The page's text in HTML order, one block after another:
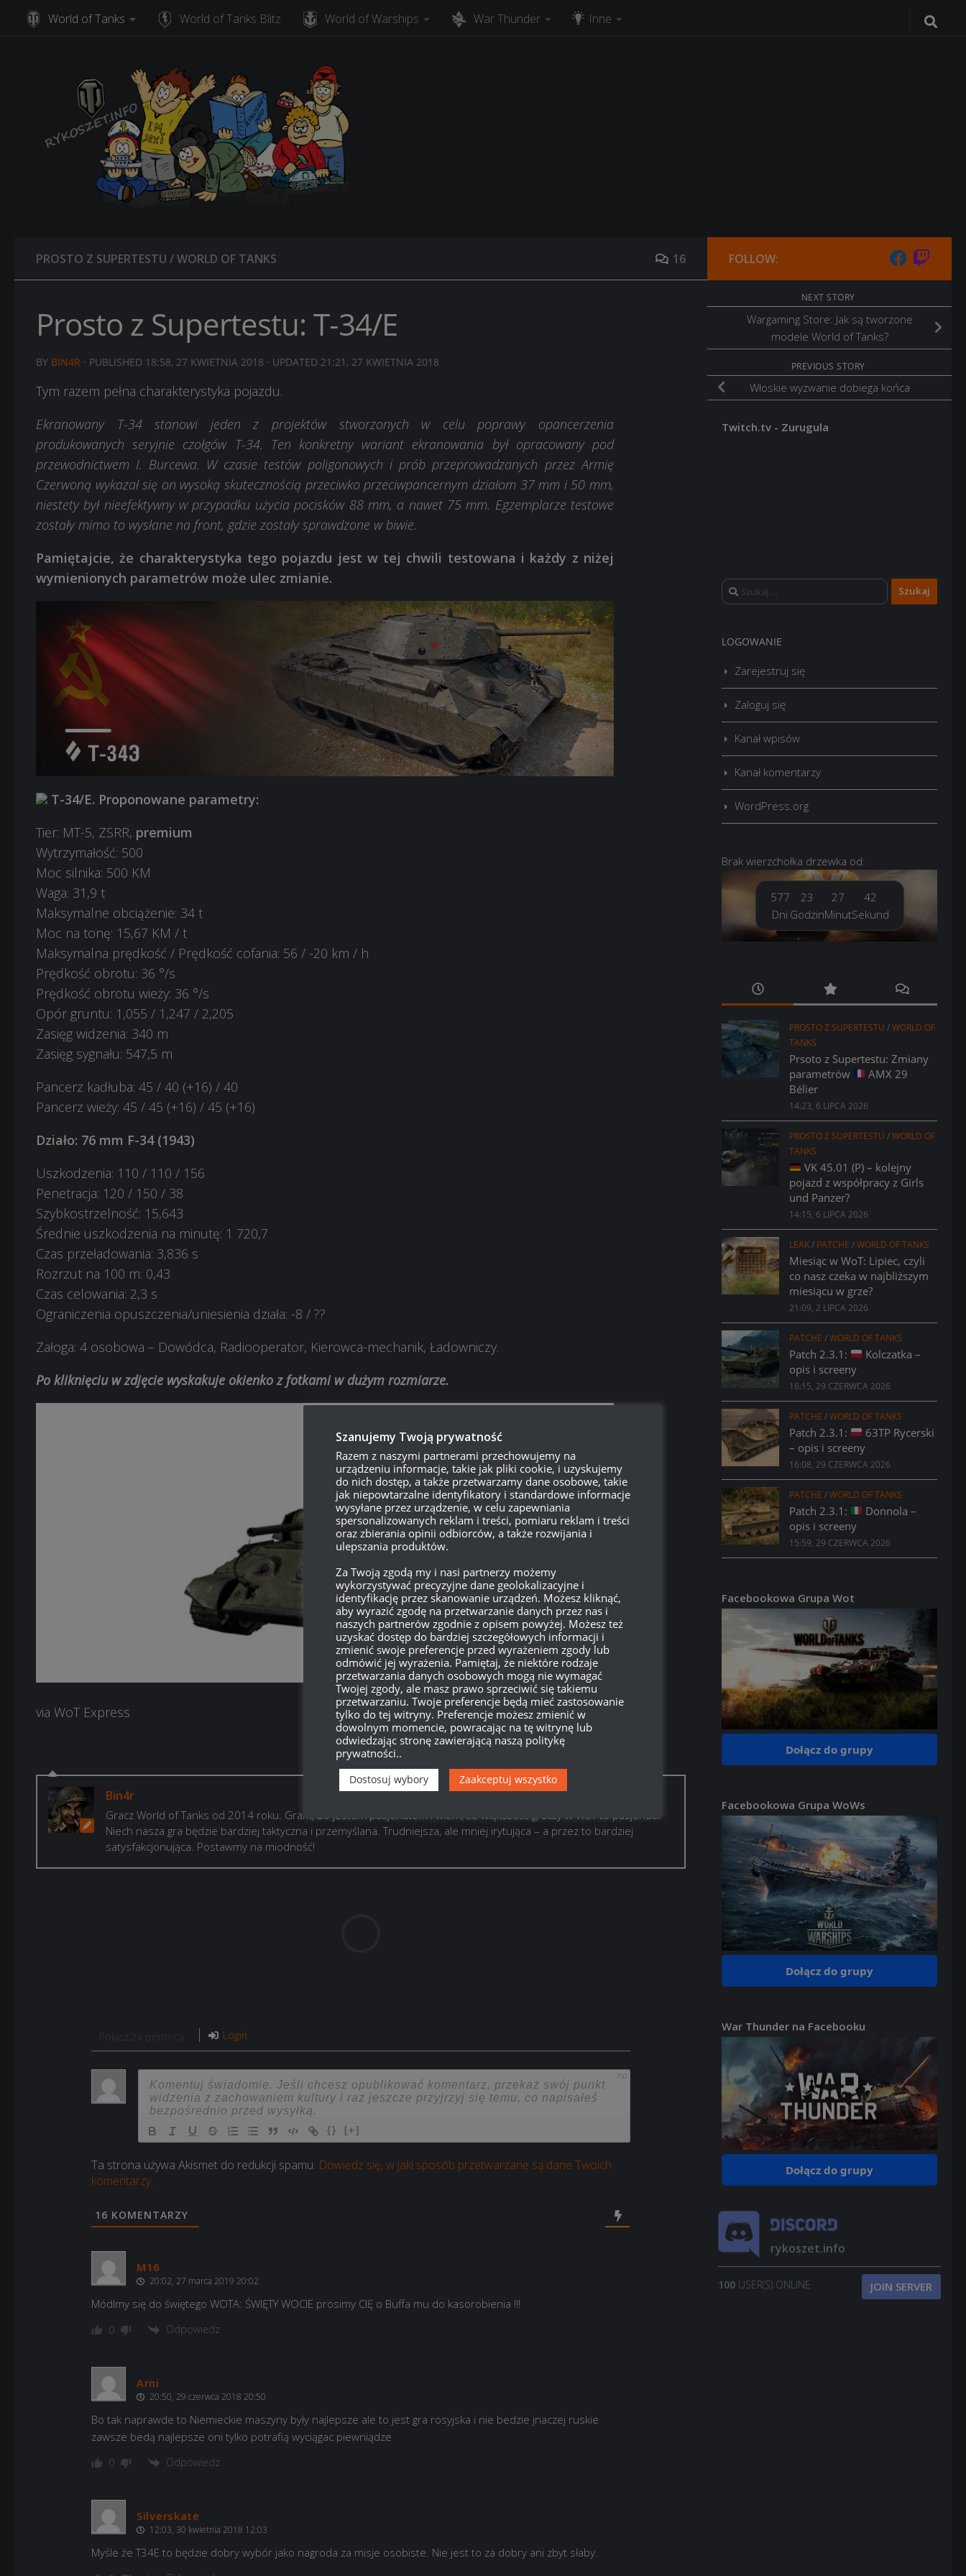
Skip to content
World of Tanks World of Tanks Blitz World of Warships War Thunder Inne
PROSTO Z SUPERTESTU /WORLD OF TANKS 16
Prosto z Supertestu: T-34/E
BY BIN4R · PUBLISHED 18:58, 27 KWIETNIA 2018 · UPDATED 21:21, 27 KWIETNIA 2018
Tym razem pełna charakterystyka pojazdu.
Ekranowany T-34 stanowi jeden z projektów stworzonych w celu poprawy opancerzenia
produkowanych seryjnie czołgów T-34. Ten konkretny wariant ekranowania był opracowany pod
przewodnictwem I. Burcewa. W czasie testów poligonowych i prób przeprowadzanych przez Armię
Czerwoną wykazał się on wysoką skutecznością przeciwko przeciwpancernym działom 37 mm i 50 mm,
niestety był nieefektywny w przypadku użycia pocisków 88 mm, a nawet 75 mm. Egzemplarze testowe
zostały mimo to wysłane na front, gdzie zostały sprawdzone w biwie.
Pamiętajcie, że charakterystyka tego pojazdu jest w tej chwili testowana i każdy z niżej
wymienionych parametrów może ulec zmianie.
T-34/E. Proponowane parametry:
Tier: MT-5, ZSRR, premium
Wytrzymałość: 500
Moc silnika: 500 KM
Waga: 31,9 t
Maksymalne obciążenie: 34 t
Moc na tonę: 15,67 KM / t
Maksymalna prędkość / Prędkość cofania: 56 / -20 km / h
Prędkość obrotu: 36 °/s
Prędkość obrotu wieży: 36 °/s
Opór gruntu: 1,055 / 1,247 / 2,205
Zasięg widzenia: 340 m
Zasięg sygnału: 547,5 m
Pancerz kadłuba: 45 / 40 (+16) / 40
Pancerz wieży: 45 / 45 (+16) / 45 (+16)
Działo: 76 mm F-34 (1943)
Uszkodzenia: 110 / 110 / 156
Penetracja: 120 / 150 / 38
Szybkostrzelność: 15,643
Średnie uszkodzenia na minutę: 1 720,7
Czas przeładowania: 3,836 s
Rozrzut na 100 m: 0,43
Czas celowania: 2,3 s
Ograniczenia opuszczenia/uniesienia działa: -8 / ??
Załoga: 4 osobowa – Dowódca, Radiooperator, Kierowca-mechanik, Ładowniczy.
Po kliknięciu w zdjęcie wyskakuje okienko z fotkami w dużym rozmiarze.
via WoT Express
Bin4r
Gracz World of Tanks od 2014 roku. Gram, bo jestem pasjonatem i wiem, że większość graczy w WoT to pasjonaci.
Niech nasza gra będzie bardziej taktyczna i przemyślana. Trudniejsza, ale mniej irytująca – a przez to bardziej
satysfakcjonująca. Postawmy na miodność!
Login
750
{} [+]
Ta strona używa Akismet do redukcji spamu. Dowiedz się, w jaki sposób przetwarzane są dane Twoich
komentarzy.
16 KOMENTARZY
M16
20:02, 27 marca 2019 20:02
Módlmy się do świętego WOTA: ŚWIĘTY WOCIE prosimy CIĘ o Buffa mu do kasorobienia !!!
0 Odpowiedz
Arni
20:50, 29 czerwca 2018 20:50
Bo tak naprawde to Niemieckie maszyny były najlepsze ale to jest gra rosyjska i nie bedzie jnaczej ruskie
zawsze bedą najlepsze oni tylko potrafią wyciągac piewniądze
0 Odpowiedz
Silverskate
12:03, 30 kwietnia 2018 12:03
Myśle że T34E to będzie dobry wybór jako nagroda za misje osobiste. Nie jest to za dobry ani zbyt słaby.
FOLLOW:
NEXT STORY
Wargaming Store: Jak są tworzone
modele World of Tanks?
PREVIOUS STORY
Włoskie wyzwanie dobiega końca
Twitch.tv - Zurugula
Szukaj:
LOGOWANIE
Zarejestruj się
Zaloguj się
Kanał wpisów
Kanał komentarzy
WordPress.org
Brak wierzchołka drzewka od:
577
Dni
23
Godzin
27
Minut
44
Sekund
PROSTO Z SUPERTESTU /WORLD OF
TANKS
Prsoto z Supertestu: Zmiany
parametrów
AMX 29
Bélier
14:23, 6 LIPCA 2026
PROSTO Z SUPERTESTU /WORLD OF
TANKS
VK 45.01 (P) – kolejny
pojazd z współpracy z Girls
und Panzer?
14:15, 6 LIPCA 2026
LEAK/ PATCHE /WORLD OF TANKS
Miesiąc w WoT: Lipiec, czyli
co nasz czeka w najbliższym
miesiącu w grze?
21:09, 2 LIPCA 2026
PATCHE /WORLD OF TANKS
Patch 2.3.1:
Kolczatka –
opis i screeny
16:15, 29 CZERWCA 2026
PATCHE /WORLD OF TANKS
Patch 2.3.1:
63TP Rycerski
– opis i screeny
16:08, 29 CZERWCA 2026
PATCHE /WORLD OF TANKS
Patch 2.3.1:
Donnola –
opis i screeny
15:59, 29 CZERWCA 2026
Facebookowa Grupa Wot
Dołącz do grupy
Facebookowa Grupa WoWs
Dołącz do grupy
War Thunder na Facebooku
Dołącz do grupy
rykoszet.info
100 USER(S) ONLINE JOIN SERVER
Szanujemy Twoją prywatność
Razem z naszymi partnerami przechowujemy na
urządzeniu informacje, takie jak pliki cookie, i uzyskujemy
do nich dostęp, a także przetwarzamy dane osobowe, takie
jak niepowtarzalne identyfikatory i standardowe informacje
wysyłane przez urządzenie, w celu zapewniania
spersonalizowanych reklam i treści, pomiaru reklam i treści
oraz zbierania opinii odbiorców, a także rozwijania i
ulepszania produktów.
Za Twoją zgodą my i nasi partnerzy możemy
wykorzystywać precyzyjne dane geolokalizacyjne i
identyfikację przez skanowanie urządzeń. Możesz kliknąć,
aby wyrazić zgodę na przetwarzanie danych przez nas i
naszych partnerów zgodnie z opisem powyżej. Możesz też
uzyskać dostęp do bardziej szczegółowych informacji i
zmienić swoje preferencje przed wyrażeniem zgody lub
odmówić jej wyrażenia. Pamiętaj, że niektóre rodzaje
przetwarzania danych osobowych mogą nie wymagać
Twojej zgody, ale masz prawo sprzeciwić się takiemu
przetwarzaniu. Twoje preferencje będą mieć zastosowanie
tylko do tej witryny. Preferencje możesz zmienić w
dowolnym momencie, powracając na tę witrynę lub
odwiedzając stronę zawierającą naszą politykę
prywatności..
Dostosuj wybory Zaakceptuj wszystko